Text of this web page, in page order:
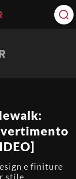
e finiture
stile